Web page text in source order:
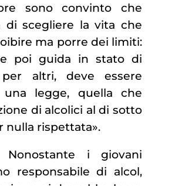
sono convinto che
scegliere la vita che
ma porre dei limiti:
poi guida in stato di
altri, deve essere
una legge, quella che
di alcolici al di sotto
nulla rispettata».
Nonostante i giovani
responsabile di alcol,